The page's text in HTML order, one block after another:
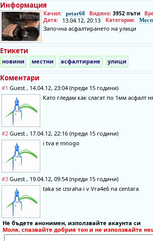
Информация
Качил: petar68 Видяно: 3952 пъти
Дата:
13.04.12, 20:13 Категория:
Започна асфалтирането на улици
Етикети
новини местни асфалтиране улици
Коментари
#1 Guest , 14.04.12, 23:04 (преди 15 години)
Като гледам как слагат по 1мм асфалт
#2 Guest , 17.04.12, 22:16 (преди 15 години)
i tva e mnogo
#3 Guest , 19.04.12, 09:54 (преди 15 години)
taka se izsraha i v Vra4e6 na centara
Не бъдете анонимен, използвайте акаунта си
Моля, спазвайте добрия тон и не използвайте